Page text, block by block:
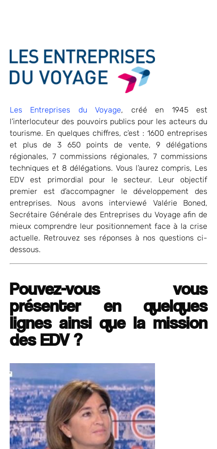
Les Entreprises du Voyage, créé en 1945 est
l’interlocuteur des pouvoirs publics pour les acteurs du
tourisme. En quelques chiffres, c’est : 1600 entreprises
et plus de 3 650 points de vente, 9 délégations
régionales, 7 commissions régionales, 7 commissions
techniques et 8 délégations. Vous l’aurez compris, Les
EDV est primordial pour le secteur. Leur objectif
premier est d’accompagner le développement des
entreprises. Nous avons interviewé Valérie Boned,
Secrétaire Générale des Entreprises du Voyage afin de
mieux comprendre leur positionnement face à la crise
actuelle. Retrouvez ses réponses à nos questions ci-
dessous.
Pouvez-vous vous
présenter en quelques
lignes ainsi que la mission
des EDV ?